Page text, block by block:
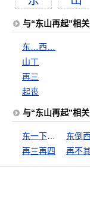
与“东山再起”相
东…西…
山丁
再三
起丧
与“东山再起”相
东倒
再三再四
再不